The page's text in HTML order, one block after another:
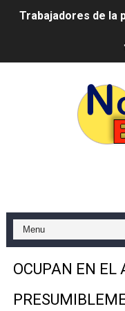
Más de 180
Restaurante
Banco Popular
DGPCF: 55 años
OCUPAN EN EL